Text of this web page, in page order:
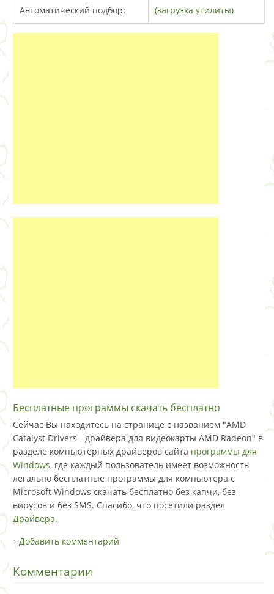
Автоматический подбор: (загрузка утилиты)
Бесплатные программы скачать бесплатно
Сейчас Вы находитесь на странице с названием "AMD
Catalyst Drivers - драйвера для видеокарты AMD Radeon" в
разделе компьютерных драйверов сайта программы для
Windows, где каждый пользователь имеет возможность
легально бесплатные программы для компьютера с
Microsoft Windows скачать бесплатно без капчи, без
вирусов и без SMS. Спасибо, что посетили раздел
Драйвера.
Добавить комментарий
Комментарии